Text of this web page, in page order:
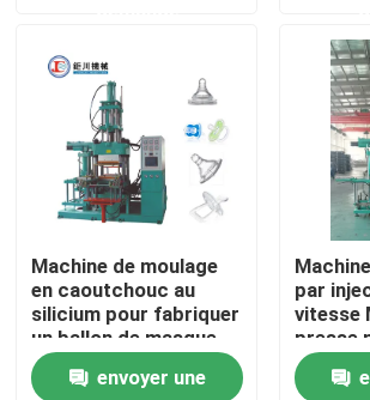
A propos de nous
Visite d'usine
Contrôle de la qualité
Contact
nouvelles
Machine de moulage
en caoutchouc au
silicium pour fabriquer
un ballon de masque
de laryngeal médical
envoyer une
par
vitesse
presse